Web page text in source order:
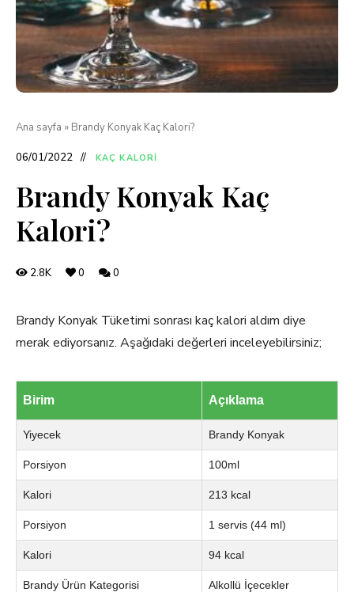
Ana sayfa » Brandy Konyak Kaç Kalori?
06/01/2022 KAÇ KALORI
Brandy Konyak Kaç
Kalori?
2.8K 0 0
Brandy Konyak Tüketimi sonrası kaç kalori aldım diye
merak ediyorsanız. Aşağıdaki değerleri inceleyebilirsiniz;
Birim Açıklama
Yiyecek Brandy Konyak
Porsiyon 100ml
Kalori 213 kcal
Porsiyon 1 servis (44 ml)
Kalori 94 kcal
Brandy Ürün Kategorisi Alkollü İçecekler